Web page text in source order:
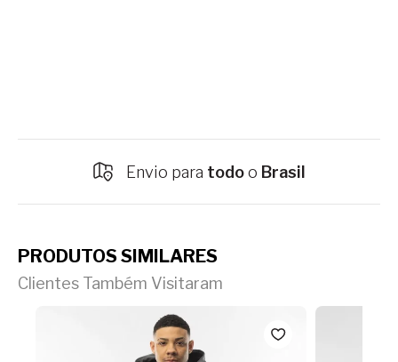
Envio para todoo Brasil
PRODUTOS SIMILARES
Clientes Também Visitaram